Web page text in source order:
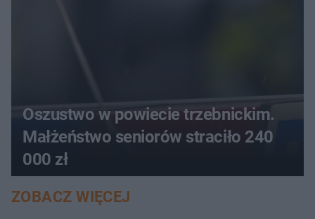
Oszustwo w powiecie trzebnickim.
Małżeństwo seniorów straciło 240
000 zł
ZOBACZ WIĘCEJ